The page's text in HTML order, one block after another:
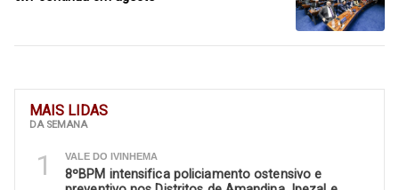
MAIS LIDAS
DA SEMANA
1 VALE DO IVINHEMA
8ºBPM intensifica policiamento ostensivo e